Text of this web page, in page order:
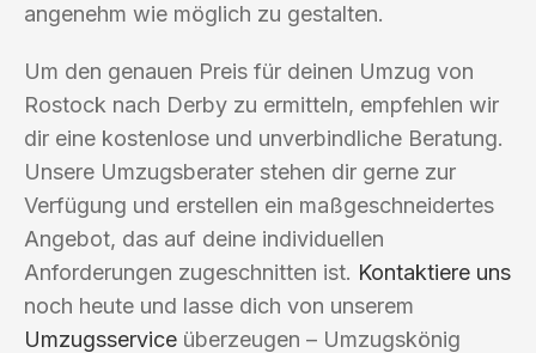
angenehm wie möglich zu gestalten.
Um den genauen Preis für deinen Umzug von
Rostock nach Derby zu ermitteln, empfehlen wir
dir eine kostenlose und unverbindliche Beratung.
Unsere Umzugsberater stehen dir gerne zur
Verfügung und erstellen ein maßgeschneidertes
Angebot, das auf deine individuellen
Anforderungen zugeschnitten ist. Kontaktiere uns
noch heute und lasse dich von unserem
Umzugsservice überzeugen – Umzugskönig